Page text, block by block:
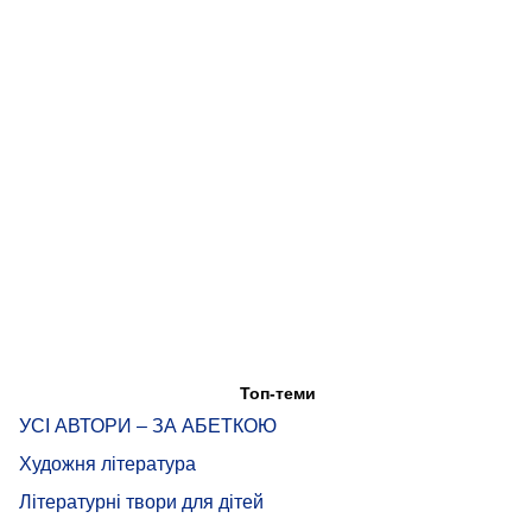
Топ-теми
УСІ АВТОРИ – ЗА АБЕТКОЮ
Художня література
Літературні твори для дітей